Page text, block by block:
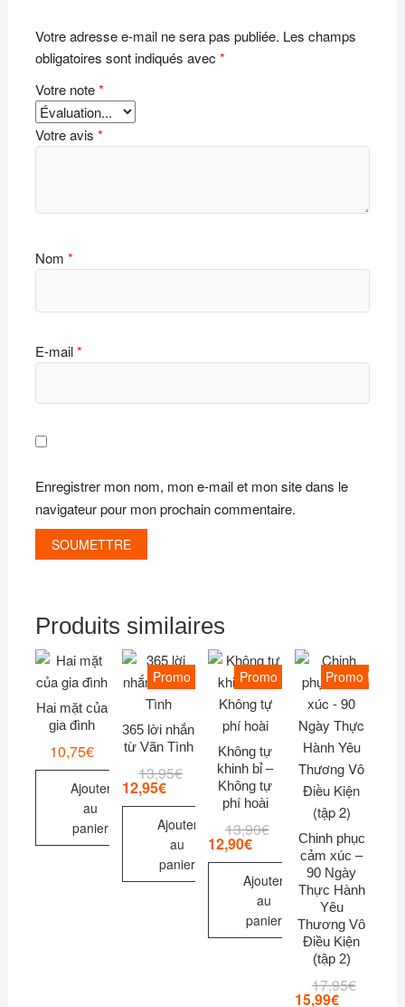
Votre adresse e-mail ne sera pas publiée. Les champs
obligatoires sont indiqués avec *
Votre note*
Votre avis *
Nom *
E-mail*
Enregistrer mon nom, mon e-mail et mon site dans le
navigateur pour mon prochain commentaire.
Produits similaires
Hai mặt của
gia đình
10,75€
Ajouter
au
panier
Promo !
365 lời nhắn
từ Vãn Tình
13,95€Le
était :
13,95€.
12,95€
Le
est :
12,95€.
Ajouter
au
panier
Promo !
Không tự
khinh bỉ –
Không tự
phí hoài
13,90€Le
était :
13,90€.
12,90€
Le
actuel
est :
12,90€.
Ajouter
au
panier
Promo !
Chinh phục
cảm xúc –
90 Ngày
Thực Hành
Yêu
Thương Vô
Điều Kiện
(tập 2)
17,95€Le
15,99€
Le